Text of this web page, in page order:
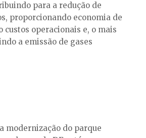
para a redução de
proporcionando economia de
operacionais e, o mais
a emissão de gases
modernização do parque